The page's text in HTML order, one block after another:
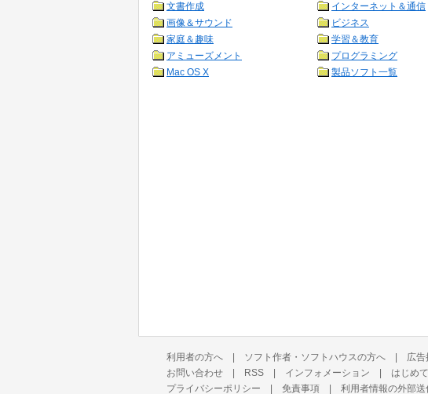
文書作成
インターネット＆通信
画像＆サウンド
ビジネス
家庭＆趣味
学習＆教育
アミューズメント
プログラミング
Mac OS X
製品ソフト一覧
利用者の方へ | ソフト作者・ソフトハウスの方へ | 広
お問い合わせ | RSS | インフォメーション | はじめ
プライバシーポリシー | 免責事項 | 利用者情報の外部送